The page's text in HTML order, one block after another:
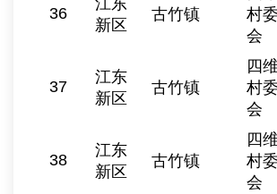
36
江东
新区
古竹镇
村
会
37
江东
新区
古竹镇
四维
村
会
38
江东
新区
古竹镇
四维
村
会